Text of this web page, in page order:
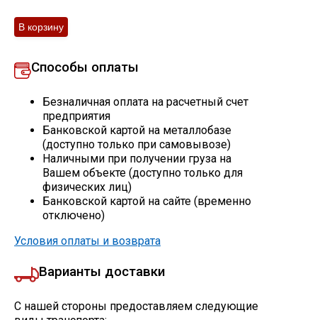
Остальное
Нержавейка
Алюминиевый прокат
Способы оплаты
Безналичная оплата на расчетный счет
предприятия
Банковской картой на металлобазе
(доступно только при самовывозе)
Наличными при получении груза на
Вашем объекте (доступно только для
физических лиц)
Банковской картой на сайте (временно
отключено)
Условия оплаты и возврата
Варианты доставки
С нашей стороны предоставляем следующие